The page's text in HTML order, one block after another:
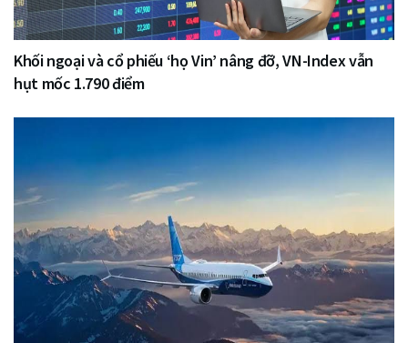
Khối ngoại và cổ phiếu ‘họ Vin’ nâng đỡ, VN-Index vẫn
hụt mốc 1.790 điểm